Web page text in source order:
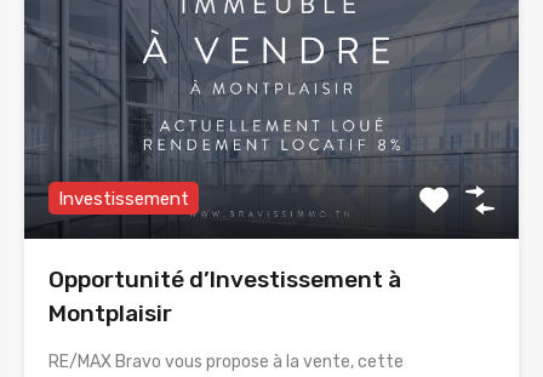
Investissement
Opportunité d’Investissement à
Montplaisir
RE/MAX Bravo vous propose à la vente, cette